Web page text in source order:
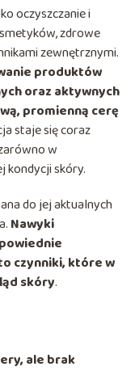
oczyszczanie i
zdrowe
zewnętrznymi.
produktów
oraz aktywnych
promienną cerę
staje się coraz
w
kondycji skóry.
do jej aktualnych
Nawyki
czynniki, które w
skóry.
ale brak